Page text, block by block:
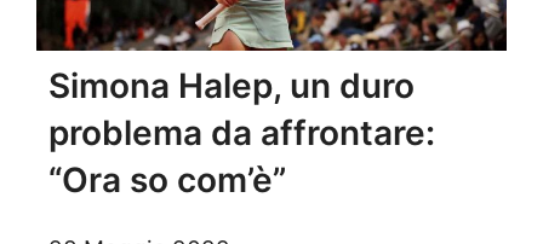
Simona Halep, un duro
problema da affrontare:
“Ora so com’è”